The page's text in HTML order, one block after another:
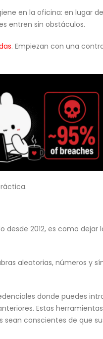
en la oficina: en lugar
entren sin obstáculos.
. Empiezan con una
2012, es como dejar
aleatorias, números y
donde puedes
Estas
sean conscientes de que